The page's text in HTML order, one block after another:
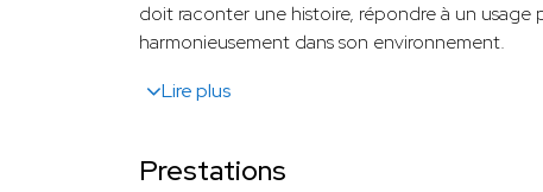
doit raconter une histoire, répondre à un usage
harmonieusement dans son environnement.
Lire plus
Prestations